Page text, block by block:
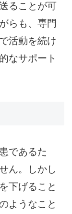
ることが可
らも、専門
活動を続け
なサポート
であるた
ん。しかし
下げること
ようなこと